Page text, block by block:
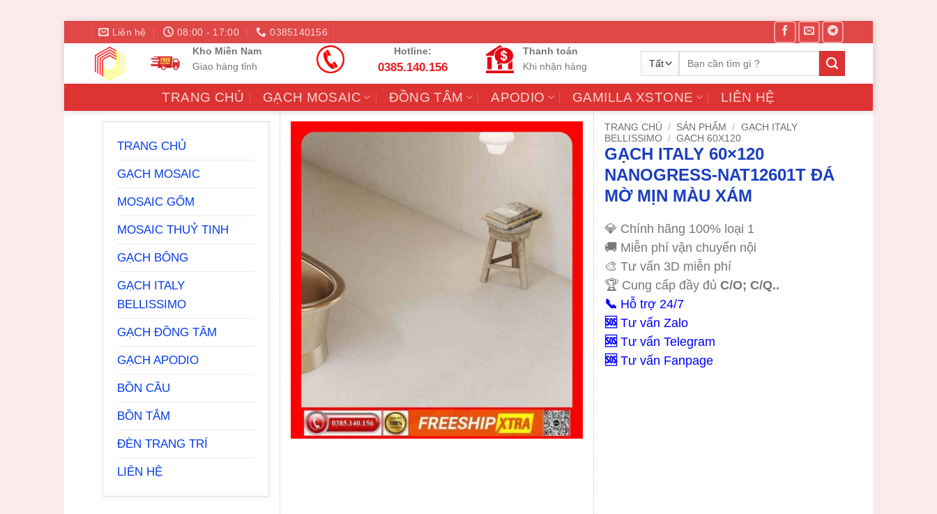
dung
Liên hệ 08:00 - 17:00
0385140156
Kho Miền Nam
Giao hàng tỉnh
Hotline:
0385.140.156
Thanh toán
Khi nhận hàng
Tìm
TRANG CHỦ GẠCH MOSAIC ĐỒNG TÂM APODIO GAMILLA XSTONE LIÊN HỆ
TRANG CHỦ
GẠCH MOSAIC
MOSAIC GỐM
MOSAIC THUỶ TINH
GẠCH BÔNG
GẠCH ITALY
BELLISSIMO
GẠCH ĐỒNG TÂM
GẠCH APODIO
BỒN CẦU
BỒN TẮM
ĐÈN TRANG TRÍ
LIÊN HỆ
TRANG CHỦ / SẢN PHẨM / GẠCH ITALY
BELLISSIMO / GẠCH 60X120
GẠCH ITALY 60×120
NANOGRESS-NAT12601T ĐÁ
MỜ MỊN MÀU XÁM
💎 Chính hãng 100% loại 1
🚚 Miễn phí vận chuyển nội
🎨 Tư vấn 3D miễn phí
🏆 Cung cấp đầy đủ C/O; C/Q..
📞 Hỗ trợ 24/7
🆘 Tư vấn Zalo
🆘 Tư vấn Telegram
🆘 Tư vấn Fanpage